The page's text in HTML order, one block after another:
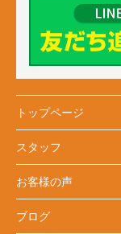
トップページ
スタッフ
お客様の声
ブログ